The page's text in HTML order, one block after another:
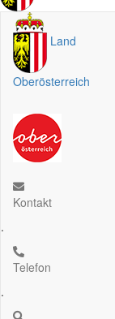
Land
Oberösterreich
Kontakt
.
Telefon
.